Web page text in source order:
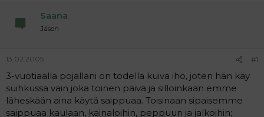
e
t
n
a
l
o
i
n
e
s
t
Saana
Jäsen
13.02.2005 #1
3-vuotiaalla pojallani on todella kuiva iho, joten hän käy
suihkussa vain joka toinen päivä ja silloinkaan emme
läheskään aina käytä saippuaa. Toisinaan sipaisemme
saippuaa kaulaan, kainaloihin, peppuun ja jalkoihin;